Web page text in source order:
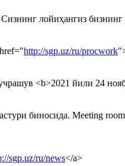
лойиҳангиз
http://sgp.uz/ru/procwork
<b>2021 йили 24
биносида. Meeting
sgp.uz/ru/news</a>